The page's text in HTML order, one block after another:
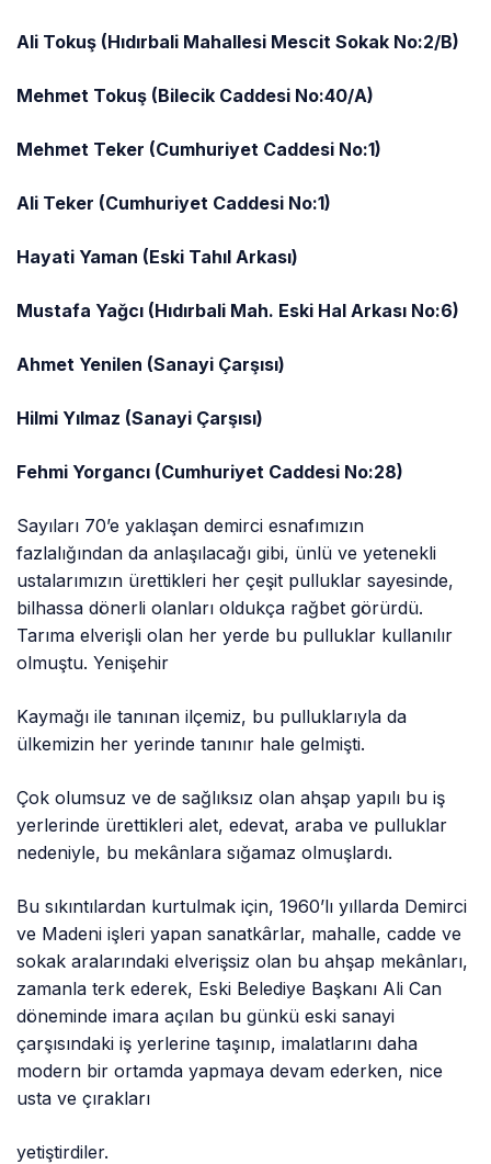
Ali Tokuş (Hıdırbali Mahallesi Mescit Sokak No:2/B)
Mehmet Tokuş (Bilecik Caddesi No:40/A)
Mehmet Teker (Cumhuriyet Caddesi No:1)
Ali Teker (Cumhuriyet Caddesi No:1)
Hayati Yaman (Eski Tahıl Arkası)
Mustafa Yağcı (Hıdırbali Mah. Eski Hal Arkası No:6)
Ahmet Yenilen (Sanayi Çarşısı)
Hilmi Yılmaz (Sanayi Çarşısı)
Fehmi Yorgancı (Cumhuriyet Caddesi No:28)
Sayıları 70’e yaklaşan demirci esnafımızın
fazlalığından da anlaşılacağı gibi, ünlü ve yetenekli
ustalarımızın ürettikleri her çeşit pulluklar sayesinde,
bilhassa dönerli olanları oldukça rağbet görürdü.
Tarıma elverişli olan her yerde bu pulluklar kullanılır
olmuştu. Yenişehir
Kaymağı ile tanınan ilçemiz, bu pulluklarıyla da
ülkemizin her yerinde tanınır hale gelmişti.
Çok olumsuz ve de sağlıksız olan ahşap yapılı bu iş
yerlerinde ürettikleri alet, edevat, araba ve pulluklar
nedeniyle, bu mekânlara sığamaz olmuşlardı.
Bu sıkıntılardan kurtulmak için, 1960’lı yıllarda Demirci
ve Madeni işleri yapan sanatkârlar, mahalle, cadde ve
sokak aralarındaki elverişsiz olan bu ahşap mekânları,
zamanla terk ederek, Eski Belediye Başkanı Ali Can
döneminde imara açılan bu günkü eski sanayi
çarşısındaki iş yerlerine taşınıp, imalatlarını daha
modern bir ortamda yapmaya devam ederken, nice
usta ve çırakları
yetiştirdiler.